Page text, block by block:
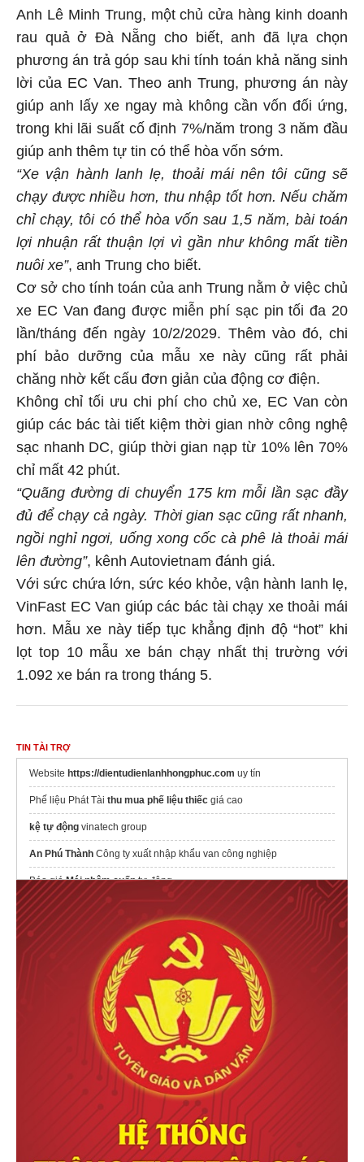
Anh Lê Minh Trung, một chủ cửa hàng kinh doanh
rau quả ở Đà Nẵng cho biết, anh đã lựa chọn
phương án trả góp sau khi tính toán khả năng sinh
lời của EC Van. Theo anh Trung, phương án này
giúp anh lấy xe ngay mà không cần vốn đối ứng,
trong khi lãi suất cố định 7%/năm trong 3 năm đầu
giúp anh thêm tự tin có thể hòa vốn sớm.
“Xe vận hành lanh lẹ, thoải mái nên tôi cũng sẽ
chạy được nhiều hơn, thu nhập tốt hơn. Nếu chăm
chỉ chạy, tôi có thể hòa vốn sau 1,5 năm, bài toán
lợi nhuận rất thuận lợi vì gần như không mất tiền
nuôi xe”, anh Trung cho biết.
Cơ sở cho tính toán của anh Trung nằm ở việc chủ
xe EC Van đang được miễn phí sạc pin tối đa 20
lần/tháng đến ngày 10/2/2029. Thêm vào đó, chi
phí bảo dưỡng của mẫu xe này cũng rất phải
chăng nhờ kết cấu đơn giản của động cơ điện.
Không chỉ tối ưu chi phí cho chủ xe, EC Van còn
giúp các bác tài tiết kiệm thời gian nhờ công nghệ
sạc nhanh DC, giúp thời gian nạp từ 10% lên 70%
chỉ mất 42 phút.
“Quãng đường di chuyển 175 km mỗi lần sạc đầy
đủ để chạy cả ngày. Thời gian sạc cũng rất nhanh,
ngồi nghỉ ngơi, uống xong cốc cà phê làthoải mái
lên đường”, kênh Autovietnam đánh giá.
Với sức chứa lớn, sức kéo khỏe, vận hành lanh lẹ,
VinFast EC Van giúp các bác tài chạy xe thoải mái
hơn. Mẫu xe này tiếp tục khẳng định độ “hot” khi
lọt top 10 mẫu xe bán chạy nhất thị trường với
1.092 xe bán ra trong tháng 5.
TIN TÀI TRỢ
Website https://dientudienlanhhongphuc.com uy tín
Phế liệu Phát Tài thu mua phế liệu thiếc giá cao
kệ tự động vinatech group
An Phú Thành Công ty xuất nhập khẩu van công nghiệp
Báo giáMái nhôm cuốntự động
máy rửa chén
cách làm menu quán cafe giá rẻ
Bắp bò đông lạnh
thu mua nhà xưởng cũ
Cửa hàng Hùng Hiền bán ống cao su
sửa tủ lạnh tphcmthosuadienlanhbachkhoa uy tín giá rẻ
suadienmayantam chuyênsửa điều hoà uy tín giá rẻ
điều hòa cây Panasonicgiá tận gốc